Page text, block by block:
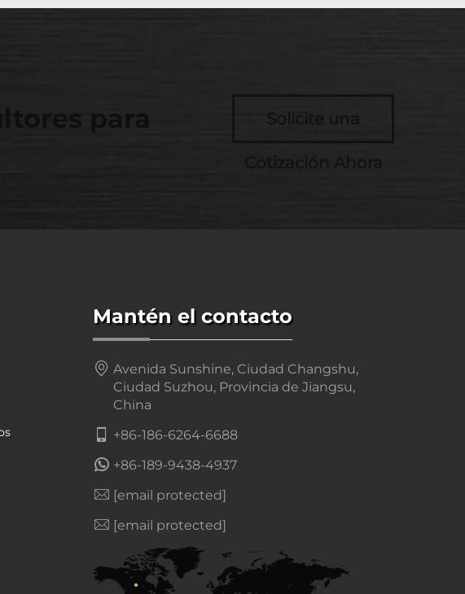
para
Solicite una
Mantén el contacto
Avenida Sunshine, Ciudad Changshu,
Ciudad Suzhou, Provincia de Jiangsu,
China
+86-186-6264-6688
+86-189-9438-4937
[email protected]
[email protected]